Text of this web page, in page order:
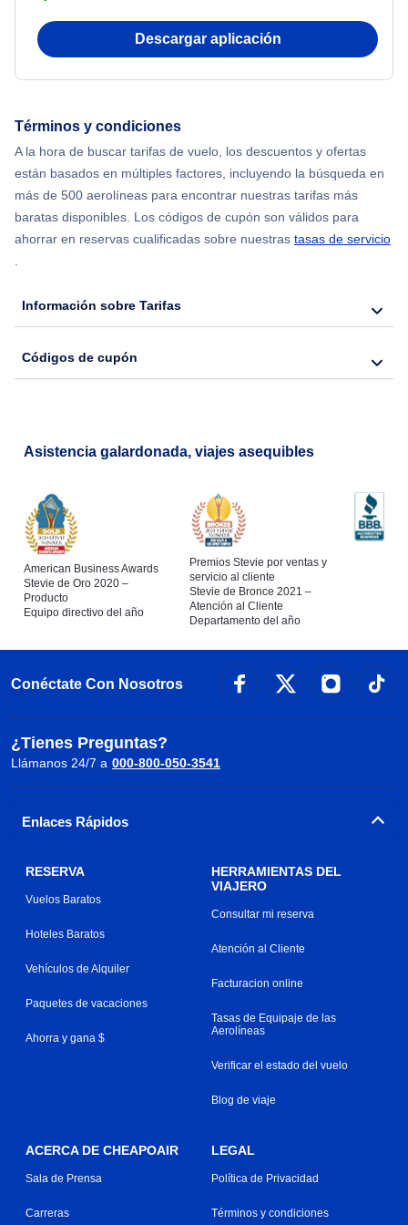
Flights from Nueva York to Atenas
Flights from Shanghai to Nueva York
Flights from Delhi to Nueva York
Flights from Nueva York to Seúl
Flights from Nueva York to Lisboa
Flights from Nueva York to Barcelona
Descargar aplicación
Términos y condiciones
A la hora de buscar tarifas de vuelo, los descuentos y ofertas
están basados en múltiples factores, incluyendo la búsqueda en
más de 500 aerolíneas para encontrar nuestras tarifas más
baratas disponibles. Los códigos de cupón son válidos para
ahorrar en reservas cualificadas sobre nuestras tasas de servicio
.
Información sobre Tarifas
Códigos de cupón
Asistencia galardonada, viajes asequibles
American Business Awards
Stevie de Oro 2020 –
Producto
Equipo directivo del año
Premios Stevie por ventas y
servicio al cliente
Stevie de Bronce 2021 –
Atención al Cliente
Departamento del año
Conéctate Con Nosotros
¿Tienes Preguntas?
Llámanos 24/7 a 000-800-050-3541
Enlaces Rápidos
RESERVA
Vuelos Baratos
Hoteles Baratos
Vehículos de Alquiler
Paquetes de vacaciones
Ahorra y gana $
HERRAMIENTAS DEL
VIAJERO
Consultar mi reserva
Atención al Cliente
Facturacion online
Tasas de Equipaje de las
Aerolíneas
Verificar el estado del vuelo
Blog de viaje
ACERCA DE CHEAPOAIR
Sala de Prensa
Carreras
LEGAL
Política de Privacidad
Términos y condiciones